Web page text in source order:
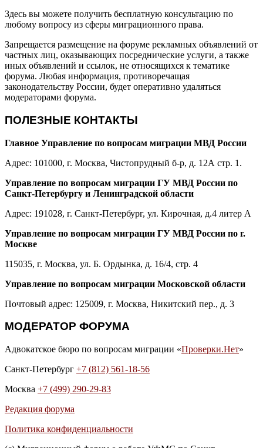
Здесь вы можете получить бесплатную консультацию по
любому вопросу из сферы миграционного права.
Запрещается размещение на форуме рекламных объявлений от
частных лиц, оказывающих посреднические услуги, а также
иных объявлений и ссылок, не относящихся к тематике
форума. Любая информация, противоречащая
законодательству России, будет оперативно удаляться
модераторами форума.
ПОЛЕЗНЫЕ КОНТАКТЫ
Главное Управление по вопросам миграции МВД России
Адрес: 101000, г. Москва, Чистопрудный б-р, д. 12А стр. 1.
Управление по вопросам миграции ГУ МВД России по
Санкт-Петербургу и Ленинградской области
Адрес: 191028, г. Санкт-Петербург, ул. Кирочная, д.4 литер А
Управление по вопросам миграции ГУ МВД России по г.
Москве
115035, г. Москва, ул. Б. Ордынка, д. 16/4, стр. 4
Управление по вопросам миграции Московской области
Почтовый адрес: 125009, г. Москва, Никитский пер., д. 3
МОДЕРАТОР ФОРУМА
Адвокатское бюро по вопросам миграции «Проверки.Нет»
Санкт-Петербург +7 (812) 561-18-56
Москва +7 (499) 290-29-83
Редакция форума
Политика конфиденциальности